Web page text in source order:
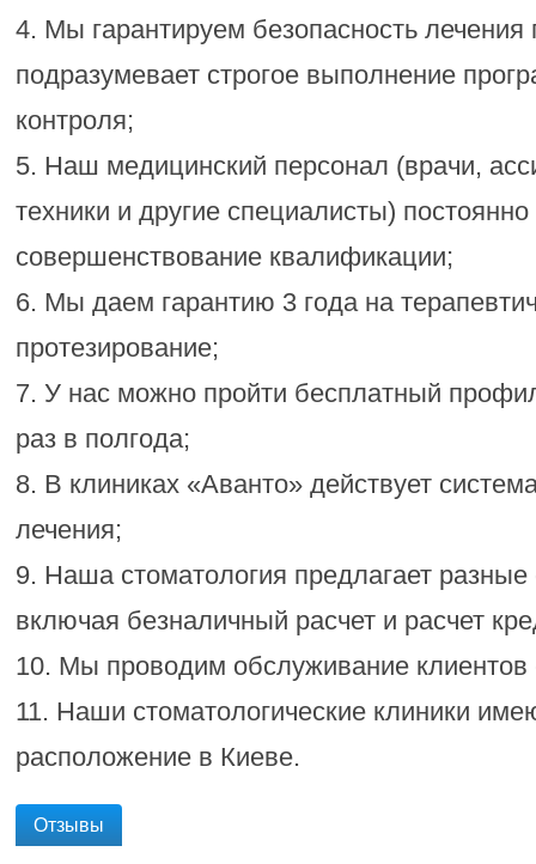
4. Мы гарантируем безопасность лечения
подразумевает строгое выполнение
контроля;
5. Наш медицинский персонал (врачи,
техники и другие специалисты)
совершенствование квалификации;
6. Мы даем гарантию 3 года на
протезирование;
7. У нас можно пройти бесплатный
раз в полгода;
8. В клиниках «Аванто» действует
лечения;
9. Наша стоматология предлагает
включая безналичный расчет и расчет
10. Мы проводим обслуживание клиентов
11. Наши стоматологические клиники
расположение в Киеве.
Отзывы